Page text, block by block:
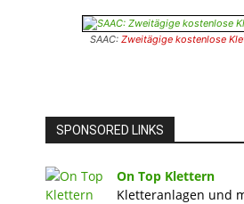
SAAC: Zweitägige kostenlose
SPONSORED LINKS
On Top Klettern
Kletteranlagen und